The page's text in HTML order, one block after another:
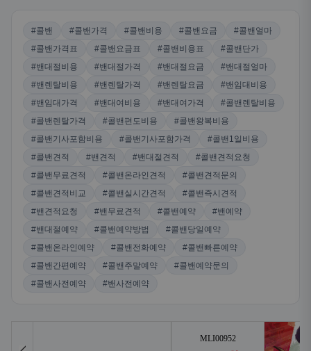
#콜밴 #콜밴가격 #콜밴비용 #콜밴요금
#콜밴얼마
#콜밴가격표
#콜밴요금표 #콜밴비용표
#콜밴단가
#밴대절비용
#밴대절가격 #밴대절요금
#밴대절얼마
#밴렌탈비용
#밴렌탈가격 #밴렌탈요금
#밴임대비용
#밴임대가격
#밴대여비용 #밴대여가격
#콜밴렌탈비용
#콜밴렌탈가격
#콜밴편도비용
#콜밴왕복비용
#콜밴기사포함비용
#콜밴기사포함가격
#콜밴1일비용
#콜밴견적
#밴견적 #밴대절견적
#콜밴견적요청
#콜밴무료견적
#콜밴온라인견적
#콜밴견적문의
#콜밴견적비교
#콜밴실시간견적
#콜밴즉시견적
#밴견적요청
#밴무료견적 #콜밴예약
#밴예약
#밴대절예약
#콜밴예약방법
#콜밴당일예약
#콜밴온라인예약
#콜밴전화예약
#콜밴빠른예약
#콜밴간편예약
#콜밴주말예약
#콜밴예약문의
#콜밴사전예약
#밴사전예약